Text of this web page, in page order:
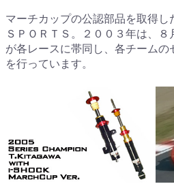
マーチカップの公認部品を取得
ＳＰＯＲＴＳ。２００３年は、
が各レースに帯同し、各チームの
を行っています。